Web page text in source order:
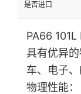
是否进口
PA66 101L
具有优异
车、电子、
物理性能：